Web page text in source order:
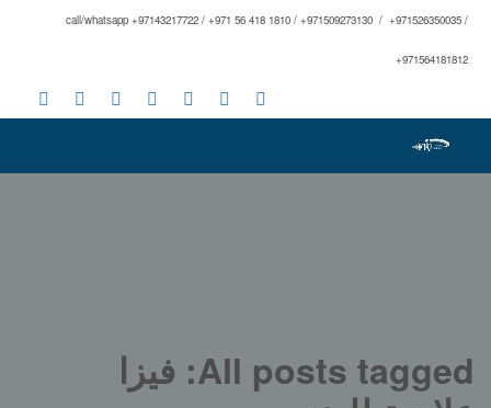
call/whatsapp +97143217722 / +971 56 418 1810 / +971509273130 / +971526350035 /
+971564181812
All posts tagged: فيزا